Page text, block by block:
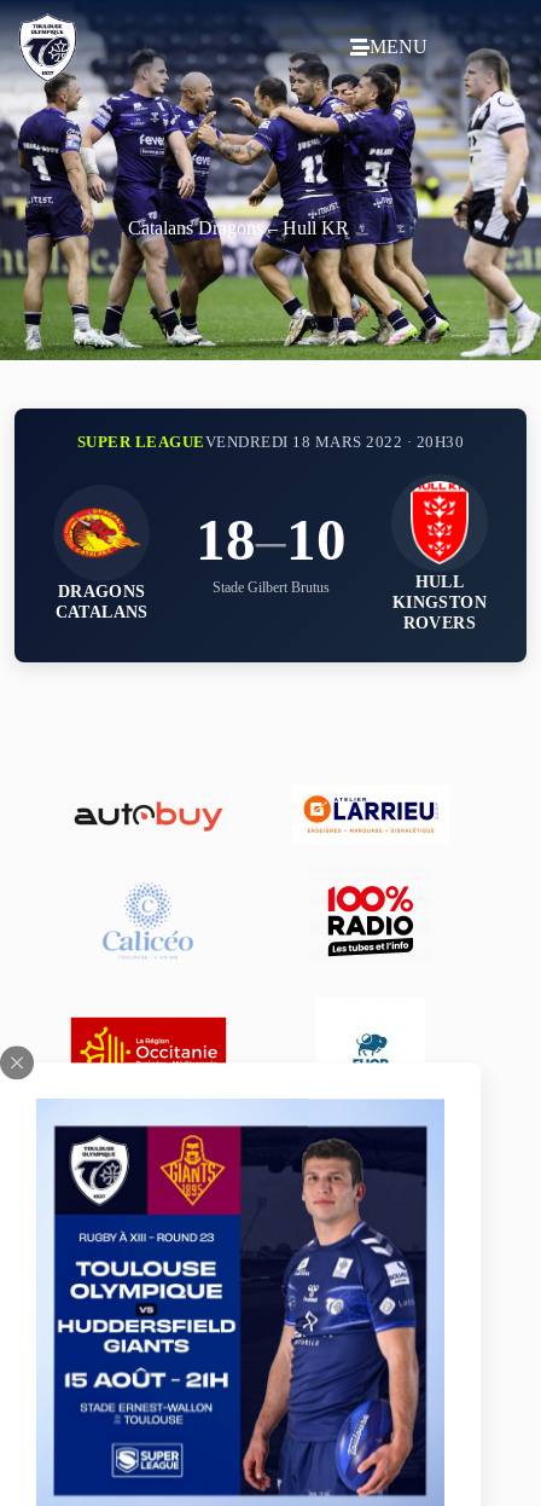
MENU
Catalans Dragons – Hull KR
SUPER LEAGUEVENDREDI 18 MARS 2022 · 20H30
DRAGONS
CATALANS
18–10
Stade Gilbert Brutus
HULL
KINGSTON
ROVERS